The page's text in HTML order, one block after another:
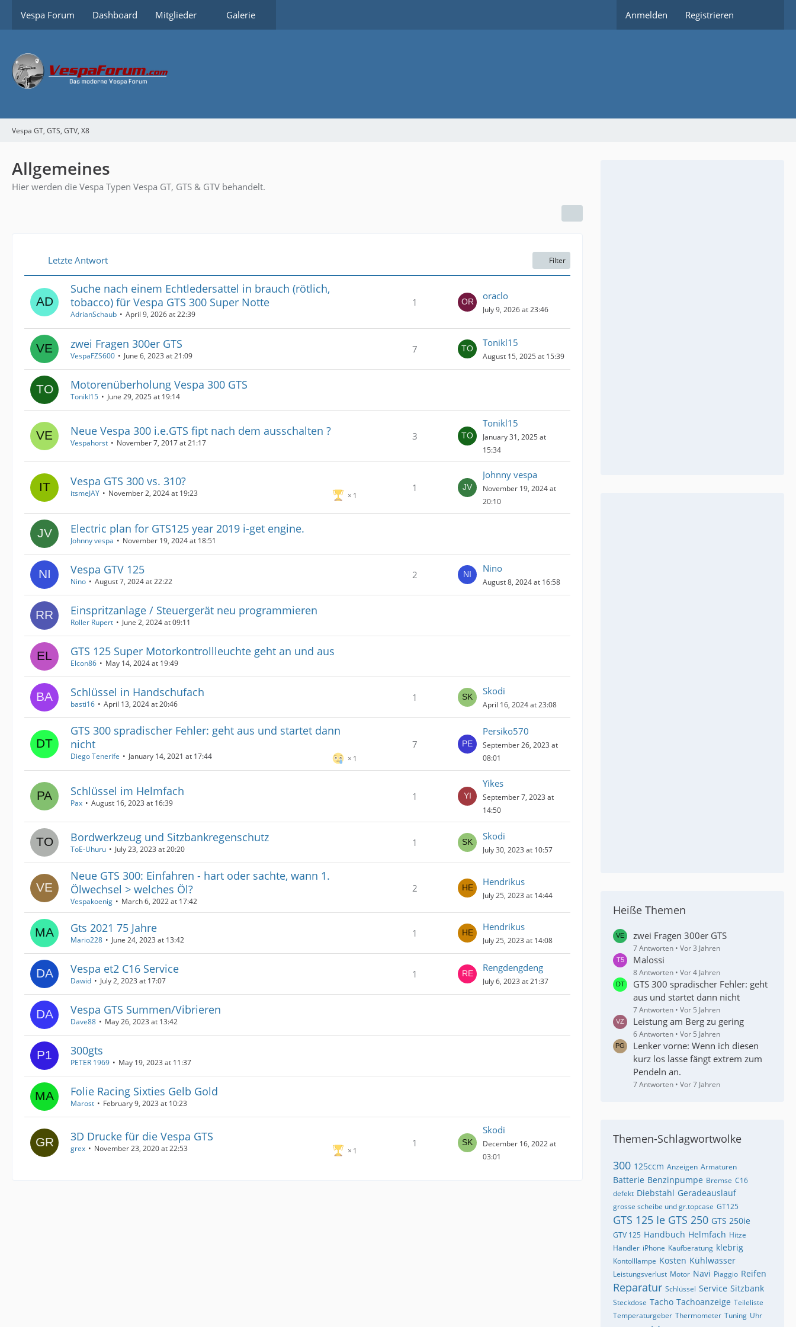
Vespa Forum Dashboard Mitglieder Galerie Anmelden Registrieren
Vespa GT, GTS, GTV, X8
Allgemeines
Hier werden die Vespa Typen Vespa GT, GTS & GTV behandelt.
Letzte Antwort Filter
Suche nach einem Echtledersattel in brauch (rötlich,
tobacco) für Vespa GTS 300 Super Notte
AdrianSchaub April 9, 2026 at 22:39
1
oraclo
July 9, 2026 at 23:46
zwei Fragen 300er GTS
VespaFZS600 June 6, 2023 at 21:09
7
Tonikl15
August 15, 2025 at 15:39
Motorenüberholung Vespa 300 GTS
Tonikl15 June 29, 2025 at 19:14
Neue Vespa 300 i.e.GTS fipt nach dem ausschalten ?
Vespahorst November 7, 2017 at 21:17
3
Tonikl15
January 31, 2025 at
15:34
Vespa GTS 300 vs. 310?
1
itsmeJAY November 2, 2024 at 19:23 1
Johnny vespa
November 19, 2024 at
20:10
Electric plan for GTS125 year 2019 i-get engine.
Johnny vespa November 19, 2024 at 18:51
Vespa GTV 125
Nino August 7, 2024 at 22:22
2
Nino
August 8, 2024 at 16:58
Einspritzanlage / Steuergerät neu programmieren
Roller Rupert June 2, 2024 at 09:11
GTS 125 Super Motorkontrollleuchte geht an und aus
Elcon86 May 14, 2024 at 19:49
Schlüssel in Handschufach
basti16 April 13, 2024 at 20:46
1
Skodi
April 16, 2024 at 23:08
GTS 300 spradischer Fehler: geht aus und startet dann
nicht
1
Diego Tenerife January 14, 2021 at 17:44
7
Persiko570
September 26, 2023 at
08:01
Schlüssel im Helmfach
Pax August 16, 2023 at 16:39
1
Yikes
September 7, 2023 at
14:50
Bordwerkzeug und Sitzbankregenschutz
ToE-Uhuru July 23, 2023 at 20:20
1
Skodi
July 30, 2023 at 10:57
Neue GTS 300: Einfahren - hart oder sachte, wann 1.
Ölwechsel > welches Öl?
Vespakoenig March 6, 2022 at 17:42
2
Hendrikus
July 25, 2023 at 14:44
Gts 2021 75 Jahre
Mario228 June 24, 2023 at 13:42
1
Hendrikus
July 25, 2023 at 14:08
Vespa et2 C16 Service
Dawid July 2, 2023 at 17:07
1
Rengdengdeng
July 6, 2023 at 21:37
Vespa GTS Summen/Vibrieren
Dave88 May 26, 2023 at 13:42
300gts
PETER 1969 May 19, 2023 at 11:37
Folie Racing Sixties Gelb Gold
Marost February 9, 2023 at 10:23
3D Drucke für die Vespa GTS
1
grex November 23, 2020 at 22:53 1
Skodi
December 16, 2022 at
03:01
Heiße Themen
zwei Fragen 300er GTS
7 Antworten Vor 3 Jahren
Malossi
8 Antworten Vor 4 Jahren
GTS 300 spradischer Fehler: geht
aus und startet dann nicht
7 Antworten Vor 5 Jahren
Leistung am Berg zu gering
6 Antworten Vor 5 Jahren
Lenker vorne: Wenn ich diesen
kurz los lasse fängt extrem zum
Pendeln an.
7 Antworten Vor 7 Jahren
Themen-Schlagwortwolke
300 125ccm Anzeigen Armaturen
Batterie Benzinpumpe Bremse C16
defekt Diebstahl Geradeauslauf
grosse scheibe und gr.topcase GT125
GTS 125 Ie GTS 250 GTS 250ie
GTV 125 Handbuch Helmfach Hitze
Händler iPhone Kaufberatung klebrig
Kontolllampe Kosten Kühlwasser
Leistungsverlust Motor Navi Piaggio Reifen
Reparatur Schlüssel Service Sitzbank
Steckdose Tacho Tachoanzeige Teileliste
Temperaturgeber Thermometer Tuning Uhr